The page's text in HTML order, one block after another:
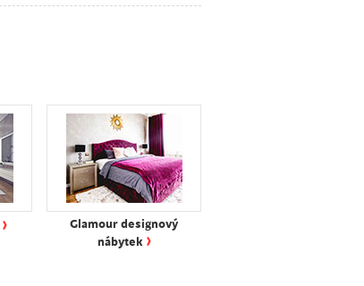
›
Glamour designový
nábytek ›